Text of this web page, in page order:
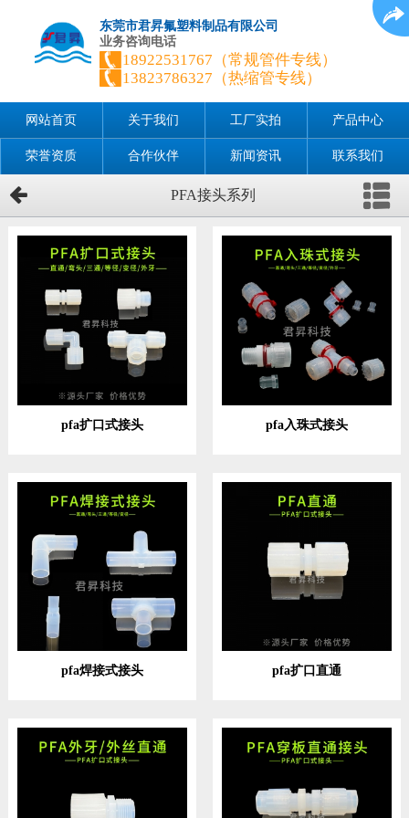
东莞市君昇氟塑料制品有限公司
业务咨询电话
18922531767（常规管件专线）
13823786327（热缩管专线）
网站首页 关于我们 工厂实拍 产品中心
荣誉资质 合作伙伴 新闻资讯 联系我们
PFA接头系列
pfa扩口式接头 pfa入珠式接头
pfa焊接式接头 pfa扩口直通